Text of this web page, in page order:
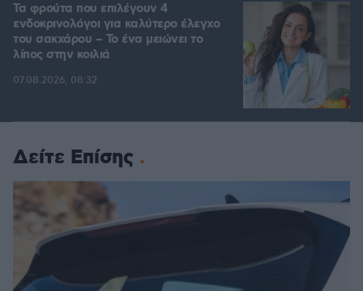
Τα φρούτα που επιλέγουν 4
ενδοκρινολόγοι για καλύτερο έλεγχο
του σακχάρου – Το ένα μειώνει το
λίπος στην κοιλιά
07.08.2026, 08:32
Δείτε Επίσης